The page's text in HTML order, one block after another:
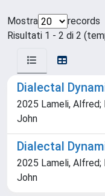
Mostra
records
Risultati 1 - 2 di 2
Dialectal
2025 Lameli, Alfred;
John
Dialectal
2025 Lameli, Alfred;
John